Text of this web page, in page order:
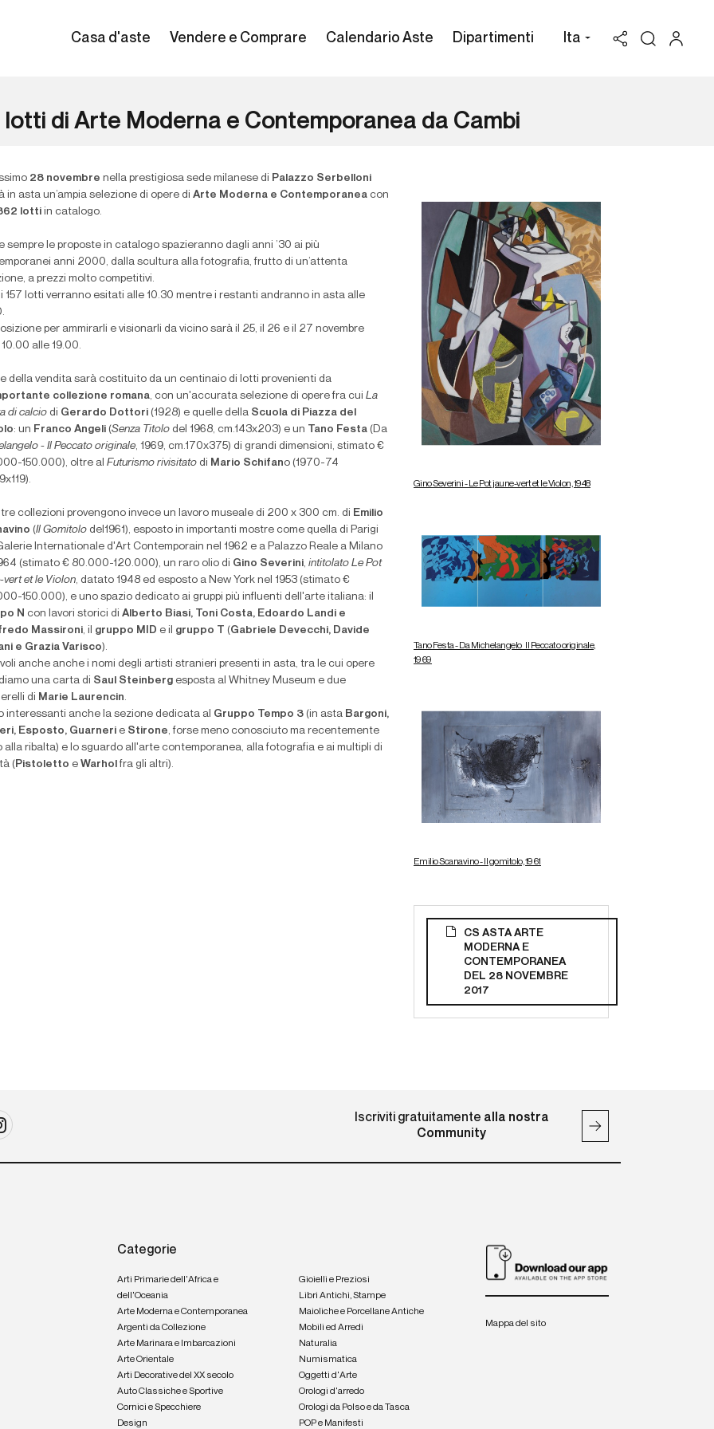
Casa d'aste Vendere e Comprare Calendario Aste Dipartimenti Ita
di Arte Moderna e Contemporanea da Cambi
Gino Severini - Le Pot jaune-vert et le Violon, 1948
Tano Festa - Da Michelangelo_Il Peccato originale,
1969
Emilio Scanavino - Il gomitolo, 1961
CS ASTA ARTE
MODERNA E
CONTEMPORANEA
DEL 28 NOVEMBRE
2017
28 novembre nella prestigiosa sede milanese di Palazzo Serbelloni
in asta un’ampia selezione di opere di Arte Moderna e Contemporanea con
lotti in catalogo.
sempre le proposte in catalogo spazieranno dagli anni ’30 ai più
anni 2000, dalla scultura alla fotografia, frutto di un’attenta
a prezzi molto competitivi.
157 lotti verranno esitati alle 10.30 mentre i restanti andranno in asta alle
per ammirarli e visionarli da vicino sarà il 25, il 26 e il 27 novembre
alle 19.00.
della vendita sarà costituito da un centinaio di lotti provenienti da
collezione romana, con un'accurata selezione di opere fra cui La
di calcio di Gerardo Dottori (1928) e quelle della Scuola di Piazza del
: un Franco Angeli (Senza Titolo del 1968, cm.143x203) e un Tano Festa (Da
- Il Peccato originale, 1969, cm.170x375) di grandi dimensioni, stimato €
150.000), oltre al Futurismo rivisitato di Mario Schifano (1970-74
collezioni provengono invece un lavoro museale di 200 x 300 cm. di Emilio
(Il Gomitolo del1961), esposto in importanti mostre come quella di Parigi
Internationale d'Art Contemporain nel 1962 e a Palazzo Reale a Milano
(stimato € 80.000-120.000), un raro olio di Gino Severini, intitolato Le Pot
vert et le Violon, datato 1948 ed esposto a New York nel 1953 (stimato €
150.000), e uno spazio dedicato ai gruppi più influenti dell'arte italiana: il
N con lavori storici di Alberto Biasi, Toni Costa, Edoardo Landi e
Massironi, il gruppo MID e il gruppo T (Gabriele Devecchi, Davide
e Grazia Varisco).
anche anche i nomi degli artisti stranieri presenti in asta, tra le cui opere
una carta di Saul Steinberg esposta al Whitney Museum e due
di Marie Laurencin.
interessanti anche la sezione dedicata al Gruppo Tempo 3 (in asta Bargoni,
Esposto, Guarneri e Stirone, forse meno conosciuto ma recentemente
alla ribalta) e lo sguardo all'arte contemporanea, alla fotografia e ai multipli di
(Pistoletto e Warhol fra gli altri).
Iscriviti gratuitamente alla nostra
Community
Categorie
Arti Primarie dell'Africa e
dell'Oceania
Arte Moderna e Contemporanea
Argenti da Collezione
Arte Marinara e Imbarcazioni
Arte Orientale
Arti Decorative del XX secolo
Auto Classiche e Sportive
Cornici e Specchiere
Design
Gioielli e Preziosi
Libri Antichi, Stampe
Maioliche e Porcellane Antiche
Mobili ed Arredi
Naturalia
Numismatica
Oggetti d'Arte
Orologi d'arredo
Orologi da Polso e da Tasca
POP e Manifesti
Mappa del sito